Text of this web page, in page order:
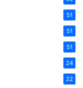
51
51
51
24
22